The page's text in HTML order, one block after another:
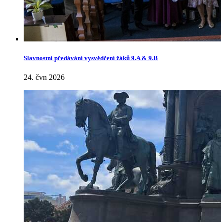
Slavnostní předávání vysvědčení žáků 9.A & 9.B
24. čvn 2026